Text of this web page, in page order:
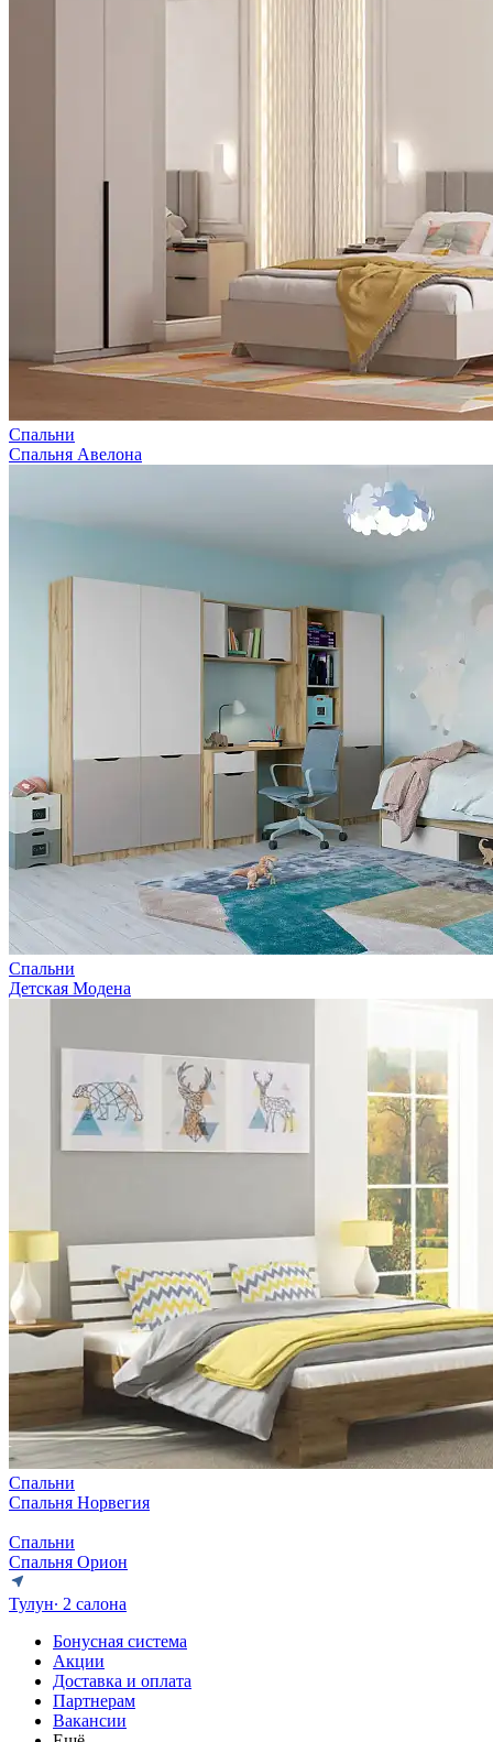
Спальни
Спальня Авелона
Спальни
Детская Модена
Спальни
Спальня Норвегия
Спальни
Спальня Орион
Тулун∙ 2 салона
Бонусная система
Акции
Доставка и оплата
Партнерам
Вакансии